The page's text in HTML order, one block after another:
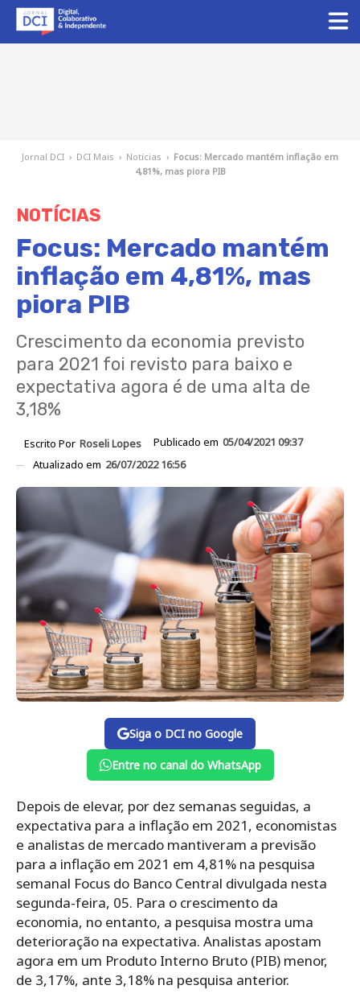
Jornal DCI › DCI Mais › Notícias › Focus: Mercado mantém inflação em
4,81%, mas piora PIB
NOTÍCIAS
Focus: Mercado mantém
inflação em 4,81%, mas
piora PIB
Crescimento da economia previsto
para 2021 foi revisto para baixo e
expectativa agora é de uma alta de
3,18%
Escrito Por Roseli Lopes Publicado em 05/04/2021 09:37
Atualizado em 26/07/2022 16:56
Siga o DCI no Google
Entre no canal do WhatsApp
Depois de elevar, por dez semanas seguidas, a
expectativa para a inflação em 2021, economistas
e analistas de mercado mantiveram a previsão
para a inflação em 2021 em 4,81% na pesquisa
semanal Focus do Banco Central divulgada nesta
segunda-feira, 05. Para o crescimento da
economia, no entanto, a pesquisa mostra uma
deterioração na expectativa. Analistas apostam
agora em um Produto Interno Bruto (PIB) menor,
de 3,17%, ante 3,18% na pesquisa anterior.